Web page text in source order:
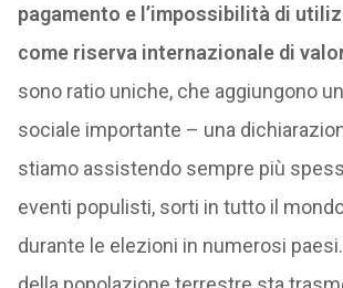
pagamento e l’impossibilità di
come riserva internazionale di
sono ratio uniche, che aggiungono
sociale importante – una
stiamo assistendo sempre più
eventi populisti, sorti in tutto il
durante le elezioni in numerosi